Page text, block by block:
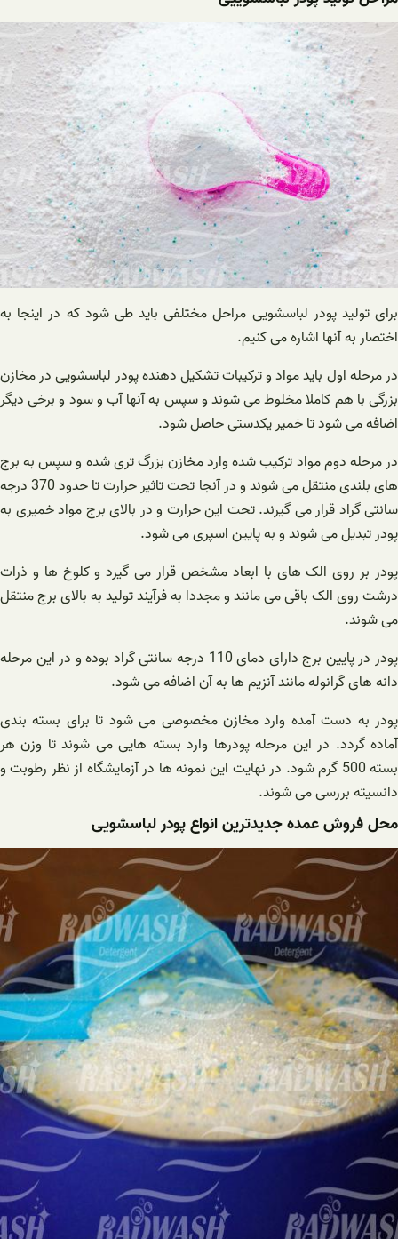
برای تولید پودر لباسشویی مراحل مختلفی باید طی شود که در اینجا به
اختصار به آنها اشاره می کنیم.
در مرحله اول باید مواد و ترکیبات تشکیل دهنده پودر لباسشویی در مخازن
بزرگی با هم کاملا مخلوط می شوند و سپس به آنها آب و سود و برخی دیگر
اضافه می شود تا خمیر یکدستی حاصل شود.
در مرحله دوم مواد ترکیب شده وارد مخازن بزرگ تری شده و سپس به برج
های بلندی منتقل می شوند و در آنجا تحت تاثیر حرارت تا حدود 370 درجه
سانتی گراد قرار می گیرند. تحت این حرارت و در بالای برج مواد خمیری به
پودر تبدیل می شوند و به پایین اسپری می شود.
پودر بر روی الک های با ابعاد مشخص قرار می گیرد و کلوخ ها و ذرات
درشت روی الک باقی می مانند و مجددا به فرآیند تولید به بالای برج منتقل
می شوند.
پودر در پایین برج دارای دمای 110 درجه سانتی گراد بوده و در این مرحله
دانه های گرانوله مانند آنزیم ها به آن اضافه می شود.
پودر به دست آمده وارد مخازن مخصوصی می شود تا برای بسته بندی
آماده گردد. در این مرحله پودرها وارد بسته هایی می شوند تا وزن هر
بسته 500 گرم شود. در نهایت این نمونه ها در آزمایشگاه از نظر رطوبت و
دانسیته بررسی می شوند.
محل فروش عمده جدیدترین انواع پودر لباسشویی